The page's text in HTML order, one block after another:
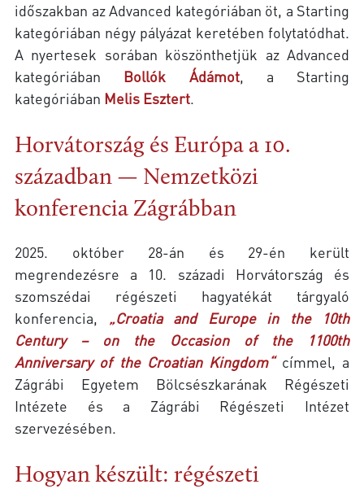
időszakban az Advanced kategóriában öt, a Starting
kategóriában négy pályázat keretében folytatódhat.
A nyertesek sorában köszönthetjük az Advanced
kategóriában Bollók Ádámot, a Starting
kategóriában Melis Esztert.
Horvátország és Európa a 10.
században — Nemzetközi
konferencia Zágrábban
2025. október 28-án és 29-én került
megrendezésre a 10. századi Horvátország és
szomszédai régészeti hagyatékát tárgyaló
konferencia, „Croatia and Europe in the 10th
Century – on the Occasion of the 1100th
Anniversary of the Croatian Kingdom“címmel, a
Zágrábi Egyetem Bölcsészkarának Régészeti
Intézete és a Zágrábi Régészeti Intézet
szervezésében.
Hogyan készült: régészeti